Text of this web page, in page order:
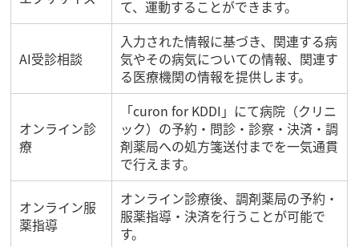
て、運動することができます。
AI受診相談
入力された情報に基づき、関連する病
気やその病気についての情報、関連す
る医療機関の情報を提供します。
オンライン診
療
「curon for KDDI」にて病院（クリニ
ック）の予約・問診・診察・決済・調
剤薬局への処方箋送付までを一気通貫
で行えます。
オンライン服
薬指導
オンライン診療後、調剤薬局の予約・
服薬指導・決済を行うことが可能で
す。